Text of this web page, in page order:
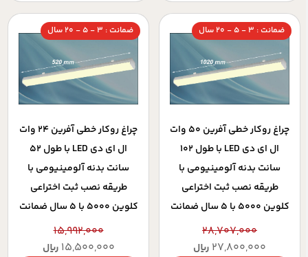
ضمانت : 3 - 5 - 20 سال
چراغ روکار خطي آفرين 50 وات
ال اي دي LED با طول 102
سانت بدنه آلومينيومي با
طريقه نصب ثبت اختراعي
کلوين 5000 با 5 سال ضمانت
28,707,000
27,800,000 ریال
ضمانت : 3 - 5 - 20 سال
چراغ روکار خطي آفرين 24 وات
ال اي دي LED با طول 52
سانت بدنه آلومينيومي با
طريقه نصب ثبت اختراعي
کلوين 5000 با 5 سال ضمانت
15,992,000
15,500,000 ریال